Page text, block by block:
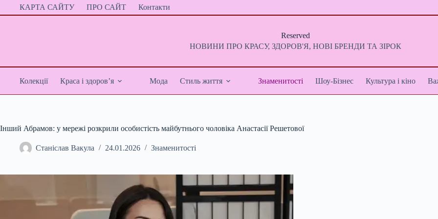
ПерейтиКАРТА САЙТУ ПРО САЙТ Контакти
Reserved
НОВИНИ ПРО КРАСУ, ЗДОРОВ'Я, НОВІ БРЕНДИ ТА ЗІРОК
Колекції Краса і здоров’я Мода Стиль життя Знаменитості Шоу-Бізнес Культура і кіно
Інший Абрамов: у мережі розкрили особистість майбутнього чоловіка Анастасії Решетової
Станіслав Вакула 24.01.2026 Знаменитості